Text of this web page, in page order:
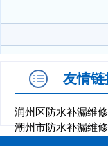
友情链
润州区防水补漏维修
潮州市防水补漏维修